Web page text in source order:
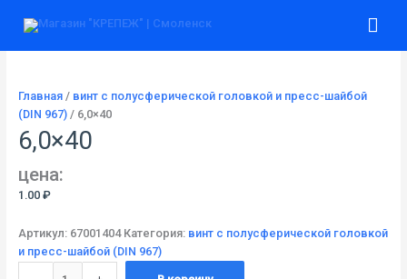
Главная/ винт с полусферической головкой и пресс-шайбой
(DIN 967)/ 6,0×40
6,0×40
цена:
1.00 ₽
Артикул: 67001404 Категория: винт с полусферической головкой
и пресс-шайбой (DIN 967)
товара